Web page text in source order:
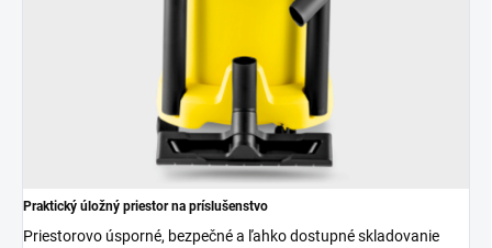
Praktický úložný priestor na príslušenstvo
Priestorovo úsporné, bezpečné a ľahko dostupné skladovanie